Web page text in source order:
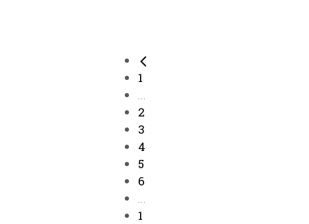
1
...
2
3
4
5
6
...
1